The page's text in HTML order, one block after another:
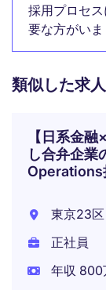
採用プロセ
要な方がいま
類似した求人
【日系金
し合弁企業
Operations
東京23区
正社員
年収 800